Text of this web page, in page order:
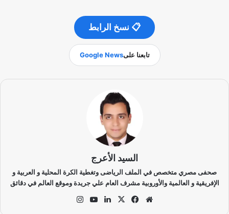
📋 نسخ الرابط
تابعنا علىGoogle News
السيد الأعرج
صحفى مصري متخصص في الملف الرياضى وتغطية الكرة المحلية و العربية و
الإفريقية و العالمية والأوروبية مشرف العام علي جريدة وموقع العالم في دقائق
موق
في
‫X
لينك
‫Yo